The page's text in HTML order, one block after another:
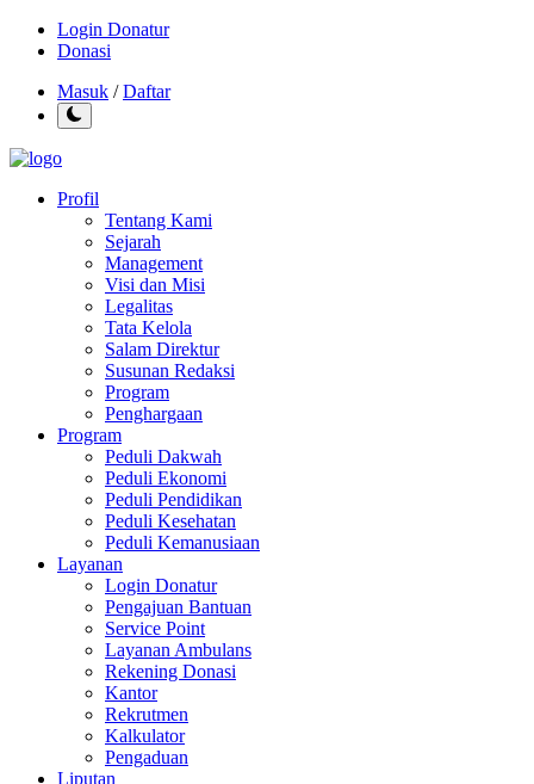
Login Donatur
Donasi
Masuk /Daftar
Profil
Tentang Kami
Sejarah
Management
Visi dan Misi
Legalitas
Tata Kelola
Salam Direktur
Susunan Redaksi
Program
Penghargaan
Program
Peduli Dakwah
Peduli Ekonomi
Peduli Pendidikan
Peduli Kesehatan
Peduli Kemanusiaan
Layanan
Login Donatur
Pengajuan Bantuan
Service Point
Layanan Ambulans
Rekening Donasi
Kantor
Rekrutmen
Kalkulator
Pengaduan
Liputan